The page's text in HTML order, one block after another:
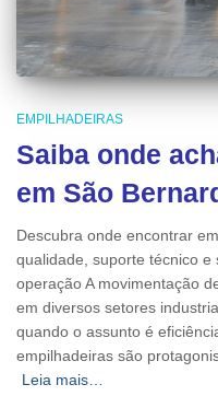
EMPILHADEIRAS
Saiba onde
em São
Descubra onde encontrar
qualidade, suporte técnico
operação A movimentação
em diversos setores
quando o assunto é
empilhadeiras são
Leia mais…